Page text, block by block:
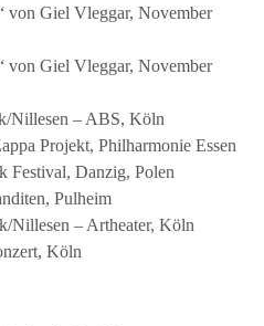
von Giel Vleggar, November
von Giel Vleggar, November
Nillesen – ABS, Köln
Projekt, Philharmonie Essen
Festival, Danzig, Polen
Pulheim
Nillesen – Artheater, Köln
Köln